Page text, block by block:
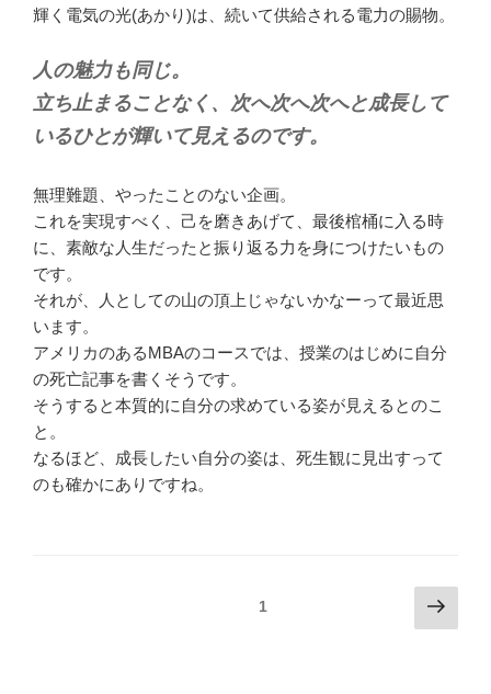
輝く電気の光(あかり)は、続いて供給される電力の賜物。
人の魅力も同じ。
立ち止まることなく、次へ次へ次へと成長して
いるひとが輝いて見えるのです。
無理難題、やったことのない企画。
これを実現すべく、己を磨きあげて、最後棺桶に入る時
に、素敵な人生だったと振り返る力を身につけたいもの
です。
それが、人としての山の頂上じゃないかなーって最近思
います。
アメリカのあるMBAのコースでは、授業のはじめに自分
の死亡記事を書くそうです。
そうすると本質的に自分の求めている姿が見えるとのこ
と。
なるほど、成長したい自分の姿は、死生観に見出すって
のも確かにありですね。
1
次
の